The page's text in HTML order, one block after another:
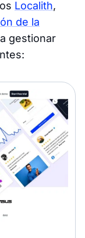
Localith,
de la
gestionar